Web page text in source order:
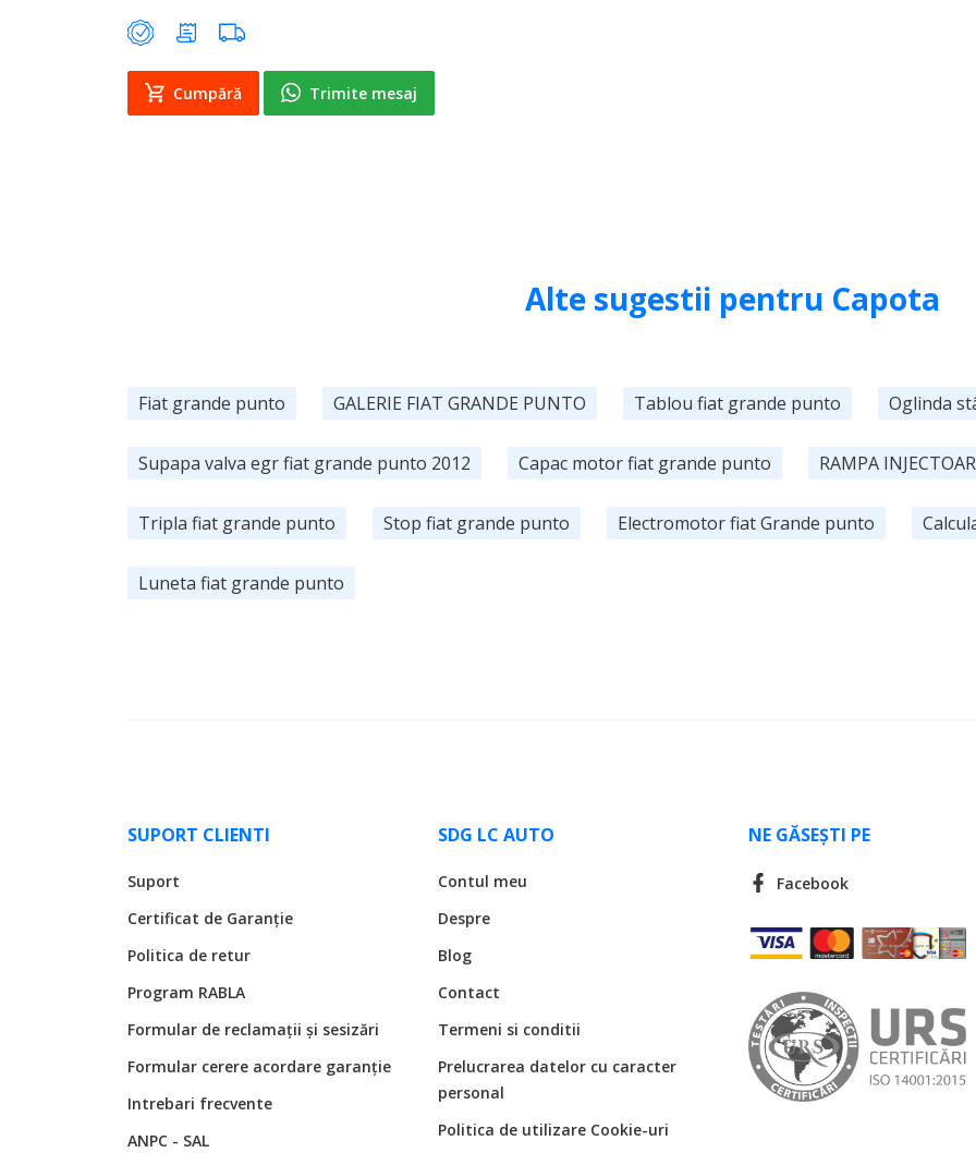
Cumpără Trimite mesaj
Alte sugestii pentru Capota
Fiat grande punto GALERIE FIAT GRANDE PUNTO Tablou fiat grande punto Oglinda
Supapa valva egr fiat grande punto 2012 Capac motor fiat grande punto RAMPA
Tripla fiat grande punto Stop fiat grande punto Electromotor fiat Grande punto
Luneta fiat grande punto
SUPORT CLIENTI
Suport
Certificat de Garanție
Politica de retur
Program RABLA
Formular de reclamații și sesizări
Formular cerere acordare garanție
Intrebari frecvente
ANPC - SAL
SDG LC AUTO
Contul meu
Despre
Blog
Contact
Termeni si conditii
Prelucrarea datelor cu caracter
personal
Politica de utilizare Cookie-uri
NE GĂSEȘTI PE
Facebook